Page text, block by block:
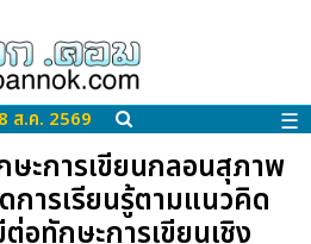
ส.ค. 2569 ☰
ะการเขียนกลอนสุภาพ
การเรียนรู้ตามแนวคิด
ทักษะการเขียนเชิง